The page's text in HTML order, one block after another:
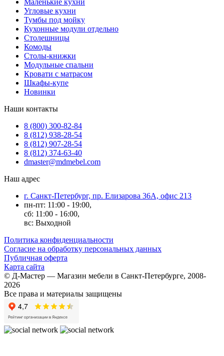
Маленькие кухни
Угловые кухни
Тумбы под мойку
Кухонные модули отдельно
Столешницы
Комоды
Столы-книжки
Модульные спальни
Кровати с матрасом
Шкафы-купе
Новинки
Наши контакты
8 (800) 300-82-84
8 (812) 938-28-54
8 (812) 907-28-54
8 (812) 374-63-40
dmaster@mdmebel.com
Наш адрес
г. Санкт-Петербург, пр. Елизарова 36А, офис 213
пн-пт: 11:00 - 19:00,
сб: 11:00 - 16:00,
вс: Выходной
Политика конфиденциальности
Согласие на обработку персональных данных
Публичная оферта
Карта сайта
© Д-Мастер — Магазин мебели в Санкт-Петербурге, 2008-
2026
Все права и материалы защищены